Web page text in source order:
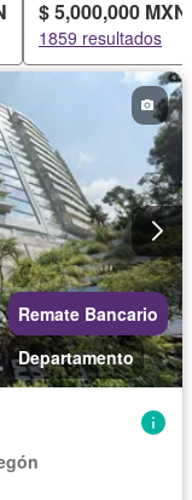
$ 5,000,000 MXN
1859 resultados
Remate Bancario
Departamento